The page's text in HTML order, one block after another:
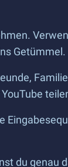
Getümmel.
du genau